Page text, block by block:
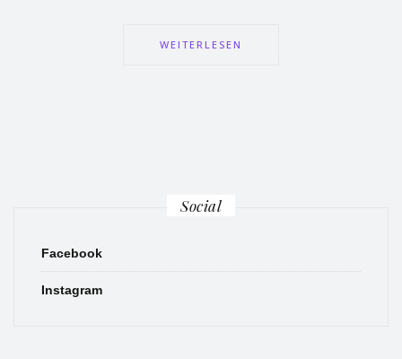
WEITERLESEN
Social
Facebook
Instagram